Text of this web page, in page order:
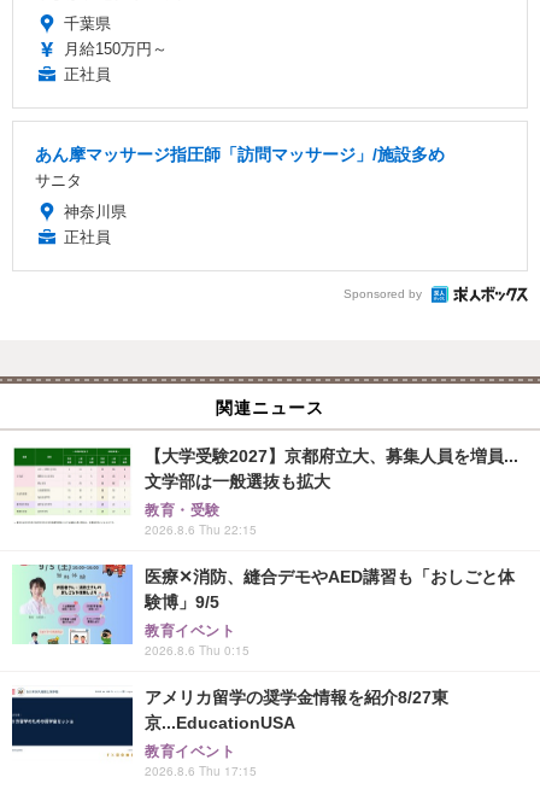
千葉県
月給150万円～
正社員
あん摩マッサージ指圧師「訪問マッサージ」/施設多め
サニタ
神奈川県
正社員
Sponsored by
関連ニュース
【大学受験2027】京都府立大、募集人員を増員...
文学部は一般選抜も拡大
教育・受験
2026.8.6 Thu 22:15
医療✕消防、縫合デモやAED講習も「おしごと体
験博」9/5
教育イベント
2026.8.6 Thu 0:15
アメリカ留学の奨学金情報を紹介8/27東
京...EducationUSA
教育イベント
2026.8.6 Thu 17:15